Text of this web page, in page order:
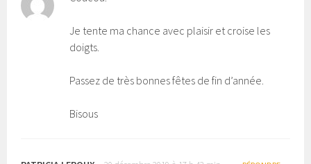
Je tente ma chance avec plaisir et croise les
doigts.
Passez de très bonnes fêtes de fin d’année.
Bisous